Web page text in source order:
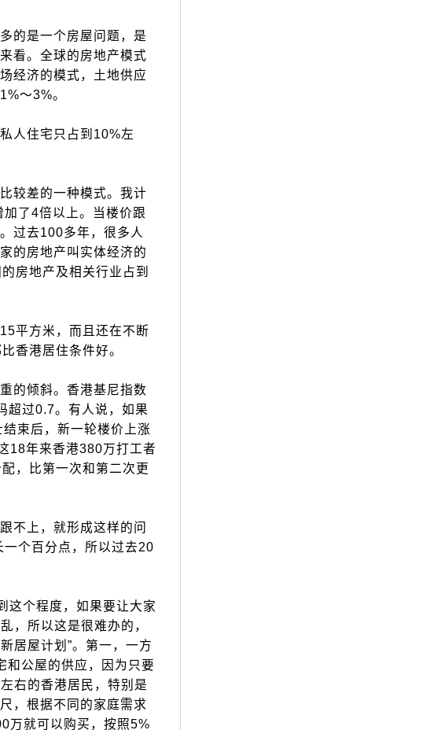
的是一个房屋问题，是
看。全球的房地产模式
经济的模式，土地供应
～3%。
人住宅只占到10%左
较差的一种模式。我计
了4倍以上。当楼价跟
过去100多年，很多人
的房地产叫实体经济的
房地产及相关行业占到
平方米，而且还在不断
香港居住条件好。
的倾斜。香港基尼指数
超过0.7。有人说，如果
束后，新一轮楼价上涨
18年来香港380万打工者
，比第一次和第二次更
不上，就形成这样的问
个百分点，所以过去20
个程度，如果要让大家
，所以这是很难办的，
居屋计划”。第一，一方
和公屋的供应，因为只要
右的香港居民，特别是
，根据不同的家庭需求
万就可以购买，按照5%